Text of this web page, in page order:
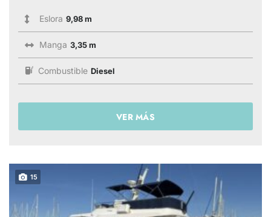
Eslora 9,98 m
Manga 3,35 m
Combustible Diesel
VER MÁS
15